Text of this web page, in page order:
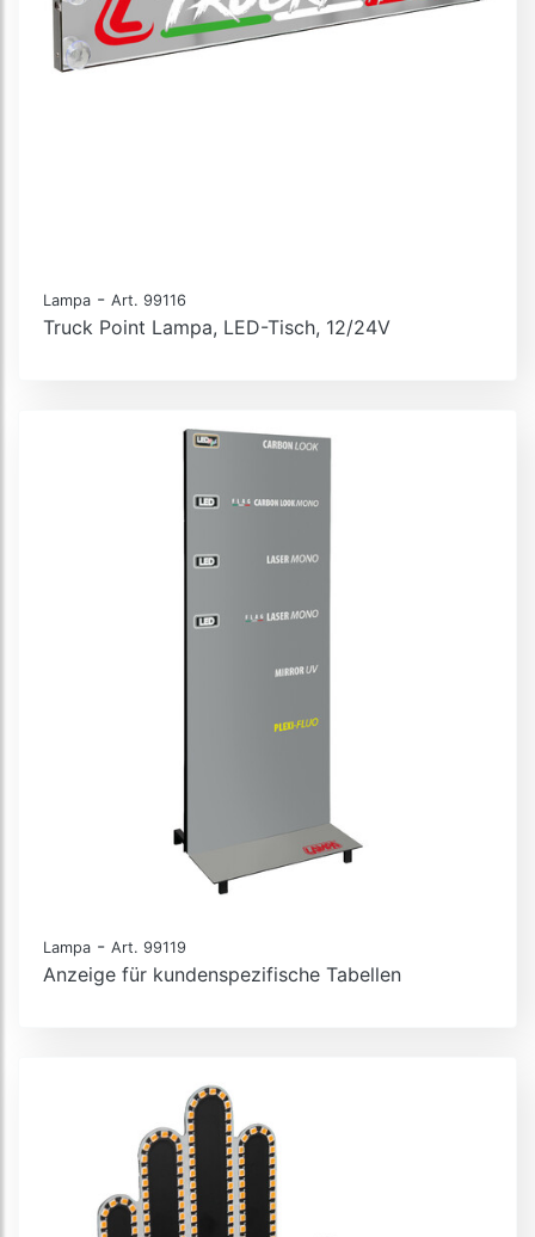
Lampa - Art. 99116
Truck Point Lampa, LED-Tisch, 12/24V
Lampa - Art. 99119
Anzeige für kundenspezifische Tabellen